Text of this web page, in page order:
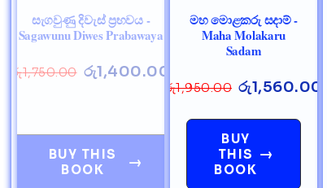
සැගවුණු දිවැස් ප්‍රභවය -
Sagawunu Diwes Prabawaya
රු1,750.00 රු1,400.00
BUY THIS
BOOK
→
මහ මොළකරු සදාම් -
Maha Molakaru
Sadam
රු1,950.00 රු1,560.00
BUY
THIS
BOOK
→